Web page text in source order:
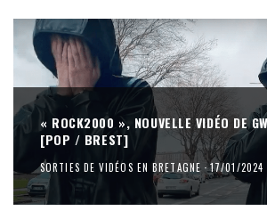
« ROCK2000 », NOUVELLE VIDÉO DE
[POP / BREST]
SORTIES DE VIDÉOS EN BRETAGNE ·17/01/2024